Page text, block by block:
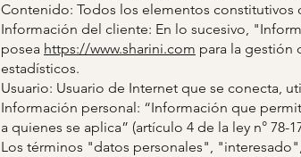
Contenido: Todos los elementos constitutivos
Información del cliente: En lo sucesivo,
posea https://www.sharini.com para la gestión
estadísticos.
Usuario: Usuario de Internet que se conecta,
Información personal: “Información que
a quienes se aplica” (artículo 4 de la ley n° 78-
Los términos "datos personales",